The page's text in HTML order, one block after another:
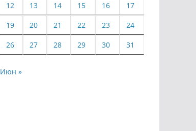
12 13 14 15 16 17
19 20 21 22 23 24
26 27 28 29 30 31
Июн »